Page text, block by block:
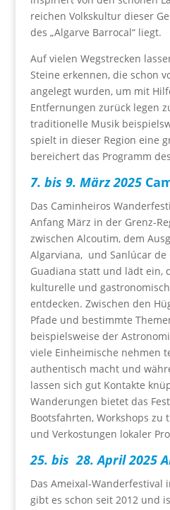
reichen Volkskultur dieser
des „Algarve Barrocal“ liegt.
Auf vielen Wegstrecken
Steine erkennen, die schon
angelegt wurden, um mit
Entfernungen zurück legen
traditionelle Musik
spielt in dieser Region eine
bereichert das Programm
7. bis 9. März 2025
Das Caminheiros
Anfang März in der Grenz-
zwischen Alcoutim, dem
Algarviana, und Sanlúcar de
Guadiana statt und lädt ein,
kulturelle und
entdecken. Zwischen den
Pfade und bestimmte
beispielsweise der
viele Einheimische nehmen
authentisch macht und
lassen sich gut Kontakte
Wanderungen bietet das
Bootsfahrten, Workshops
und Verkostungen lokaler
25. bis 28. April 2025
Das Ameixal-Wanderfestival
gibt es schon seit 2012 und